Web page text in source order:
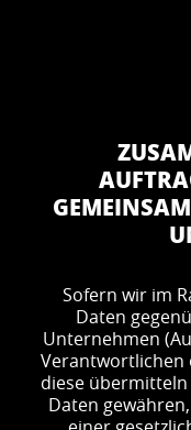
Sofern wir im
Daten
Unternehmen
Verantwortlichen
diese
Daten